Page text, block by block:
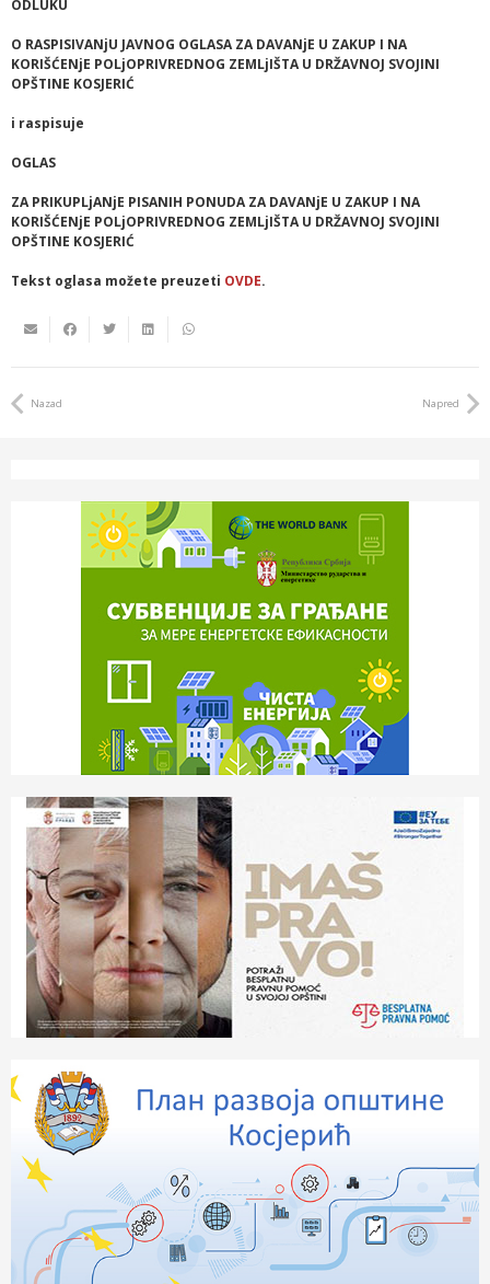
ODLUKU
O RASPISIVANjU JAVNOG OGLASA ZA DAVANjE U ZAKUP I NA
KORIŠĆENjE POLjOPRIVREDNOG ZEMLjIŠTA U DRŽAVNOJ SVOJINI
OPŠTINE KOSJERIĆ
i raspisuje
OGLAS
ZA PRIKUPLjANjE PISANIH PONUDA ZA DAVANjE U ZAKUP I NA
KORIŠĆENjE POLjOPRIVREDNOG ZEMLjIŠTA U DRŽAVNOJ SVOJINI
OPŠTINE KOSJERIĆ
Tekst oglasa možete preuzeti OVDE.
Nazad Napred